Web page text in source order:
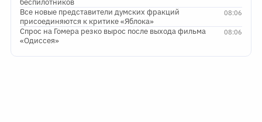
08:06
Все новые представители думских фракций
присоединяются к критике «Яблока»
08:06
Спрос на Гомера резко вырос после выхода фильма
«Одиссея»